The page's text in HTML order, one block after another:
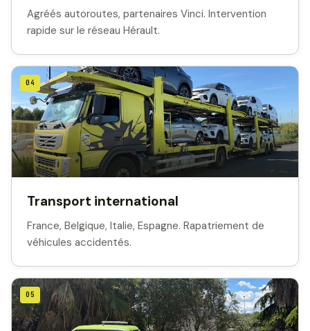
Agréés autoroutes, partenaires Vinci. Intervention
rapide sur le réseau Hérault.
04
Transport international
France, Belgique, Italie, Espagne. Rapatriement de
véhicules accidentés.
05